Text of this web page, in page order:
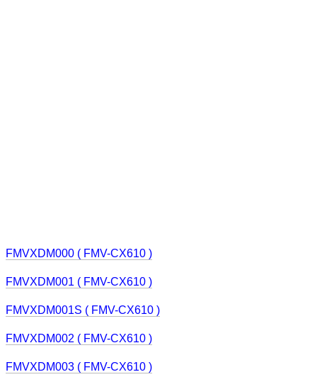
FMVXDM000 ( FMV-CX610 )
FMVXDM001 ( FMV-CX610 )
FMVXDM001S ( FMV-CX610 )
FMVXDM002 ( FMV-CX610 )
FMVXDM003 ( FMV-CX610 )